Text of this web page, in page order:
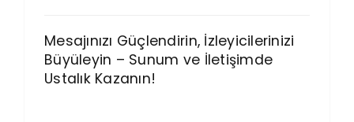
Mesajınızı Güçlendirin, İzleyicilerinizi
Büyüleyin – Sunum ve İletişimde
Ustalık Kazanın!